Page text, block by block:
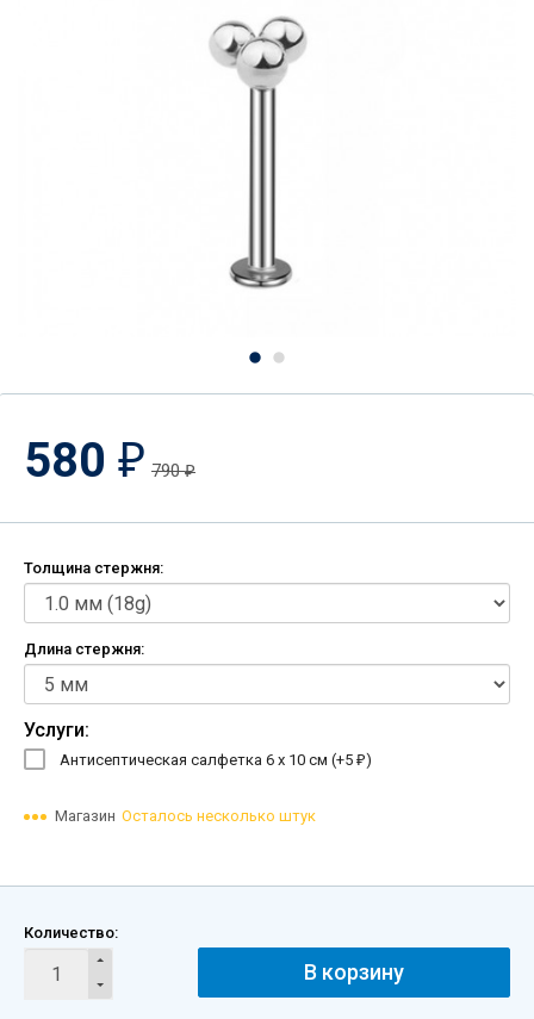
580 ₽ 790₽
Толщина стержня:
Длина стержня:
Услуги:
Антисептическая салфетка 6 х 10 см (+5 ₽)
Магазин Осталось несколько штук
Количество:
В корзину